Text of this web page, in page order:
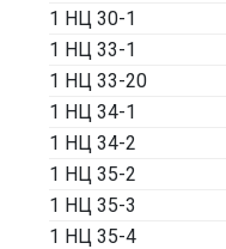
1 НЦ 30-1
1 НЦ 33-1
1 НЦ 33-20
1 НЦ 34-1
1 НЦ 34-2
1 НЦ 35-2
1 НЦ 35-3
1 НЦ 35-4